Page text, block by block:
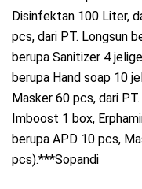
Disinfektan 100 Liter,
pcs, dari PT. Longsun
berupa Sanitizer 4
berupa Hand soap 10
Masker 60 pcs, dari
Imboost 1 box,
berupa APD 10 pcs,
pcs).***Sopandi